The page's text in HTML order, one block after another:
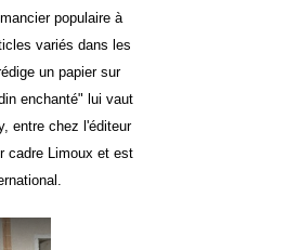
populaire à
variés dans les
un papier sur
enchanté" lui vaut
entre chez l'éditeur
cadre Limoux et est